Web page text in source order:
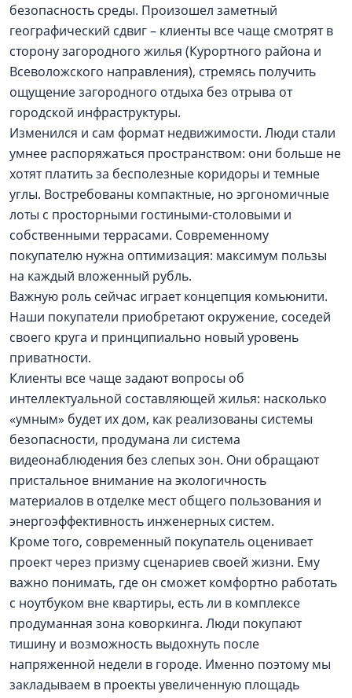
безопасность среды. Произошел заметный
географический сдвиг – клиенты все чаще смотрят в
сторону загородного жилья (Курортного района и
Всеволожского направления), стремясь получить
ощущение загородного отдыха без отрыва от
городской инфраструктуры.
Изменился и сам формат недвижимости. Люди стали
умнее распоряжаться пространством: они больше не
хотят платить за бесполезные коридоры и темные
углы. Востребованы компактные, но эргономичные
лоты с просторными гостиными-столовыми и
собственными террасами. Современному
покупателю нужна оптимизация: максимум пользы
на каждый вложенный рубль.
Важную роль сейчас играет концепция комьюнити.
Наши покупатели приобретают окружение, соседей
своего круга и принципиально новый уровень
приватности.
Клиенты все чаще задают вопросы об
интеллектуальной составляющей жилья: насколько
«умным» будет их дом, как реализованы системы
безопасности, продумана ли система
видеонаблюдения без слепых зон. Они обращают
пристальное внимание на экологичность
материалов в отделке мест общего пользования и
энергоэффективность инженерных систем.
Кроме того, современный покупатель оценивает
проект через призму сценариев своей жизни. Ему
важно понимать, где он сможет комфортно работать
с ноутбуком вне квартиры, есть ли в комплексе
продуманная зона коворкинга. Люди покупают
тишину и возможность выдохнуть после
напряженной недели в городе. Именно поэтому мы
закладываем в проекты увеличенную площадь